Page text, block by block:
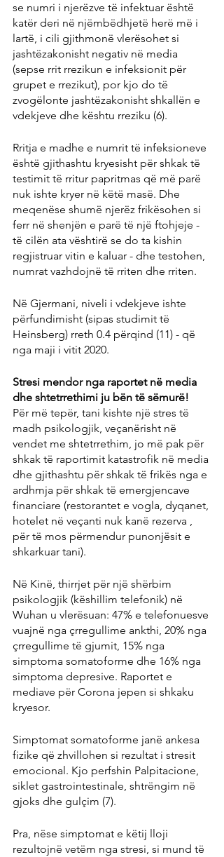
se numri i njerëzve të infektuar është
katër deri në njëmbëdhjetë herë më i
lartë, i cili gjithmonë vlerësohet si
jashtëzakonisht negativ në media
(sepse rrit rrezikun e infeksionit për
grupet e rrezikut), por kjo do të
zvogëlonte jashtëzakonisht shkallën e
vdekjeve dhe kështu rreziku (6).
Rritja e madhe e numrit të infeksioneve
është gjithashtu kryesisht për shkak të
testimit të rritur papritmas që më parë
nuk ishte kryer në këtë masë. Dhe
meqenëse shumë njerëz frikësohen si
ferr në shenjën e parë të një ftohjeje -
të cilën ata vështirë se do ta kishin
regjistruar vitin e kaluar - dhe testohen,
numrat vazhdojnë të rriten dhe rriten.
Në Gjermani, niveli i vdekjeve ishte
përfundimisht (sipas studimit të
Heinsberg) rreth 0.4 përqind (11) - që
nga maji i vitit 2020.
Stresi mendor nga raportet në media
dhe shtetrrethimi ju bën të sëmurë!
Për më tepër, tani kishte një stres të
madh psikologjik, veçanërisht në
vendet me shtetrrethim, jo ​​më pak për
shkak të raportimit katastrofik në media
dhe gjithashtu për shkak të frikës nga e
ardhmja për shkak të emergjencave
financiare (restorantet e vogla, dyqanet,
hotelet në veçanti nuk kanë rezerva ,
për të mos përmendur punonjësit e
shkarkuar tani).
Në Kinë, thirrjet për një shërbim
psikologjik (këshillim telefonik) në
Wuhan u vlerësuan: 47% e telefonuesve
vuajnë nga çrregullime ankthi, 20% nga
çrregullime të gjumit, 15% nga
simptoma somatoforme dhe 16% nga
simptoma depresive. Raportet e
mediave për Corona jepen si shkaku
kryesor.
Simptomat somatoforme janë ankesa
fizike që zhvillohen si rezultat i stresit
emocional. Kjo perfshin Palpitacione,
siklet gastrointestinale, shtrëngim në
gjoks dhe gulçim (7).
Pra, nëse simptomat e këtij lloji
rezultojnë vetëm nga stresi, si mund të